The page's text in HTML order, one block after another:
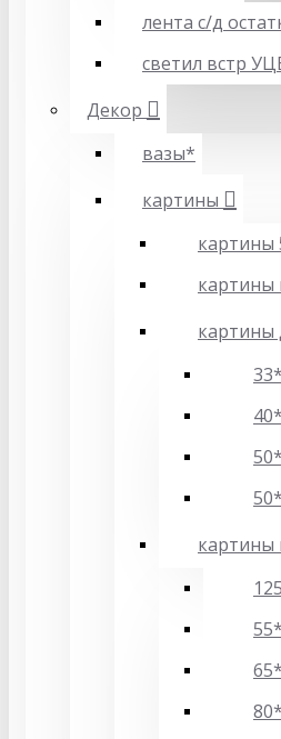
лента с/д
светил встр
Декор
вазы*
картины
картины
картины
картины
картины